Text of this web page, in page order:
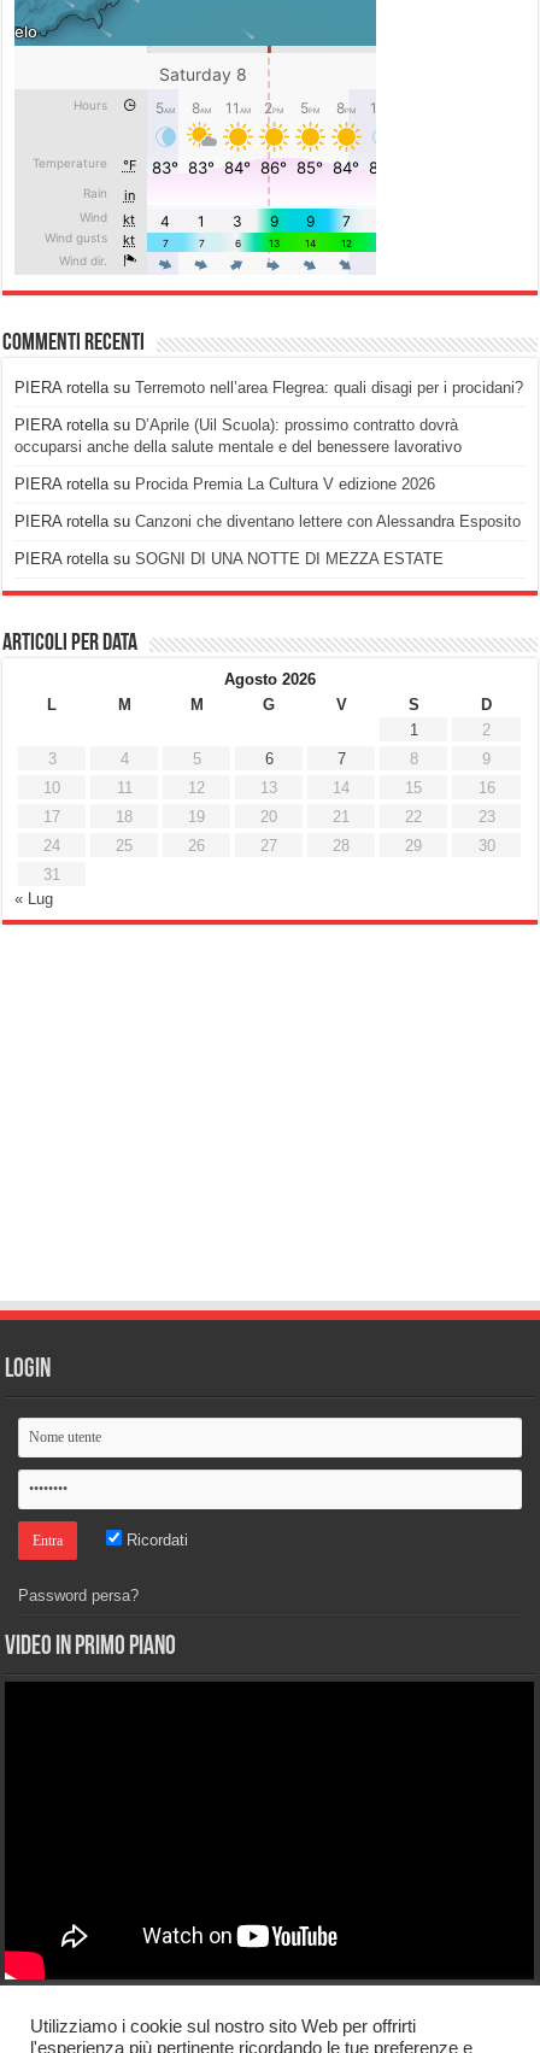
Commenti recenti
PIERA rotellasuTerremoto nell’area Flegrea: quali disagi per i procidani?
PIERA rotellasu D’Aprile (Uil Scuola): prossimo contratto dovrà
occuparsi anche della salute mentale e del benessere lavorativo
PIERA rotellasu Procida Premia La Cultura V edizione 2026
PIERA rotellasuCanzoni che diventano lettere con Alessandra Esposito
PIERA rotellasuSOGNI DI UNA NOTTE DI MEZZA ESTATE
Articoli per data
Agosto 2026
L
M M G V S
D
1
2
3
4 5 6 7 8
9
10
11 12 13 14 15
16
17
18 19 20 21 22
23
24
25 26 27 28 29
30
31
« Lug
Login
Ricordati
Password persa?
Video in primo piano
Utilizziamo i cookie sul nostro sito Web per offrirti
l'esperienza più pertinente ricordando le tue preferenze e